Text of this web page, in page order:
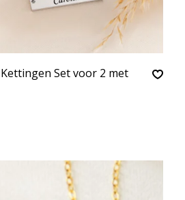
Set voor 2 met